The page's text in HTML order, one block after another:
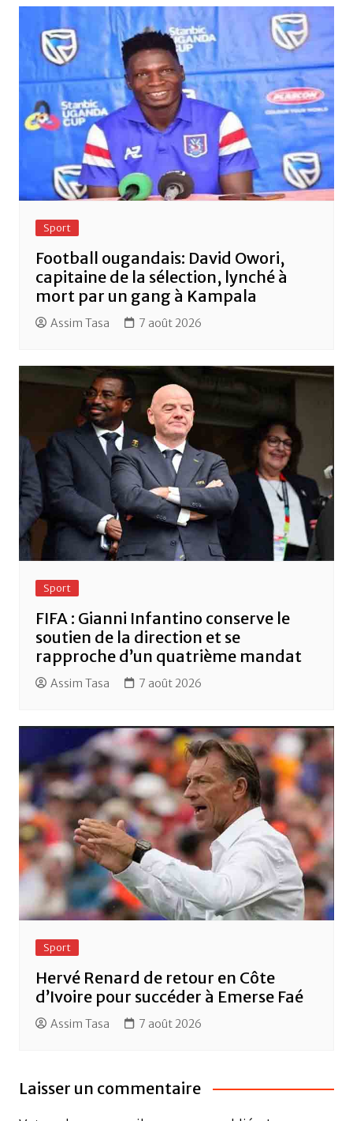
o
k
p
Sport
Football ougandais: David Owori,
capitaine de la sélection, lynché à
mort par un gang à Kampala
Assim Tasa 7 août 2026
Sport
FIFA : Gianni Infantino conserve le
soutien de la direction et se
rapproche d’un quatrième mandat
Assim Tasa 7 août 2026
Sport
Hervé Renard de retour en Côte
d’Ivoire pour succéder à Emerse Faé
Assim Tasa 7 août 2026
Laisser un commentaire